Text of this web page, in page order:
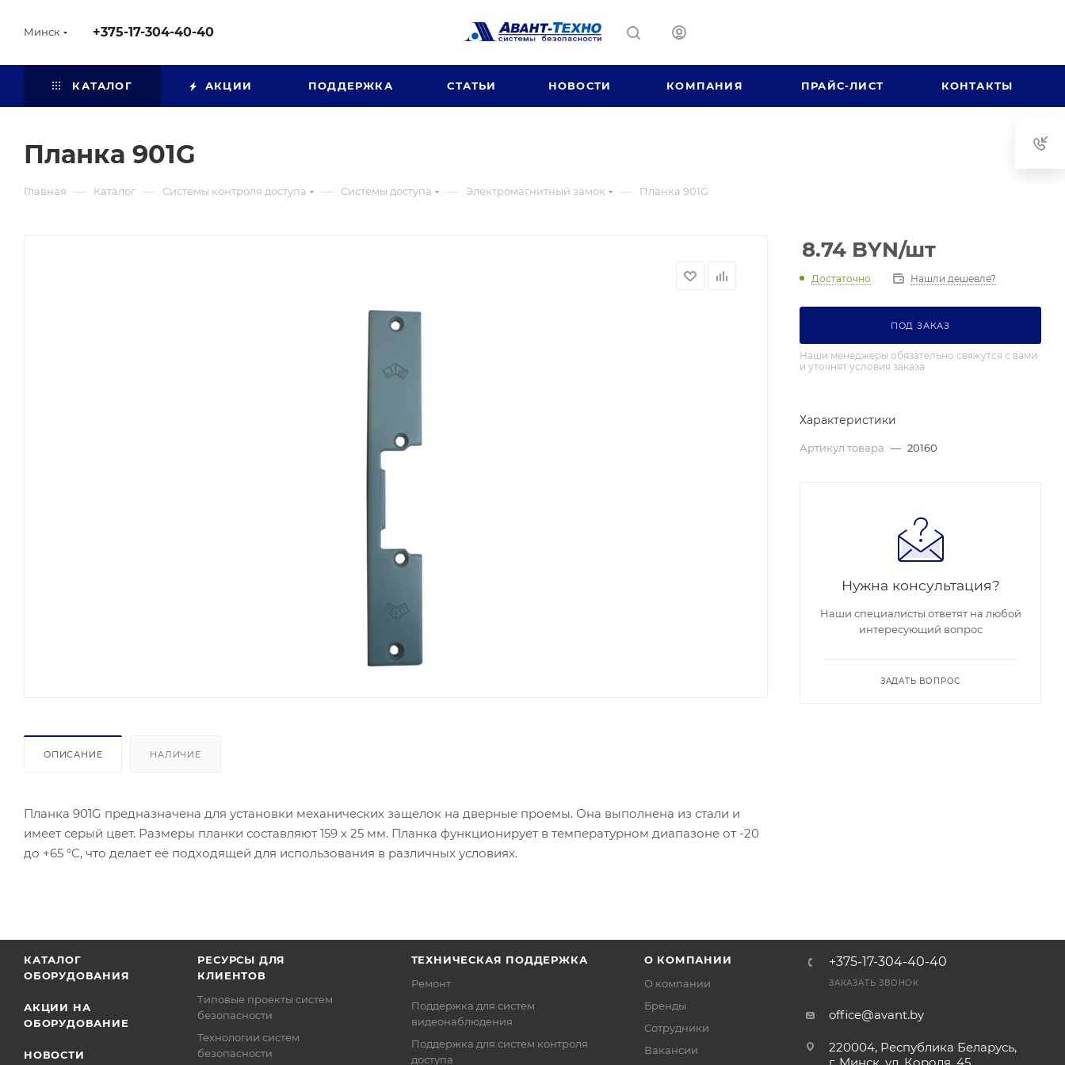
Минск +375-17-304-40-40
КАТАЛОГ АКЦИИ ПОДДЕРЖКА СТАТЬИ НОВОСТИ КОМПАНИЯ ПРАЙС-ЛИСТ КОНТАКТЫ
Планка 901G
Главная — Каталог — Системы контроля доступа — Системы доступа — Электромагнитный замок — Планка 901G
ОПИСАНИЕ НАЛИЧИЕ
Планка 901G предназначена для установки механических защелок на дверные проемы. Она выполнена из стали и
имеет серый цвет. Размеры планки составляют 159 x 25 мм. Планка функционирует в температурном диапазоне от -20
до +65 °C, что делает её подходящей для использования в различных условиях.
8.74 BYN/шт
Достаточно Нашли дешевле?
ПОД ЗАКАЗ
Наши менеджеры обязательно свяжутся с вами
и уточнят условия заказа
Характеристики
Артикул товара — 20160
Нужна консультация?
Наши специалисты ответят на любой
интересующий вопрос
ЗАДАТЬ ВОПРОС
КАТАЛОГ
ОБОРУДОВАНИЯ
АКЦИИ НА
ОБОРУДОВАНИЕ
НОВОСТИ
РЕСУРСЫ ДЛЯ
КЛИЕНТОВ
Типовые проекты систем
безопасности
Технологии систем
безопасности
ТЕХНИЧЕСКАЯ ПОДДЕРЖКА
Ремонт
Поддержка для систем
видеонаблюдения
Поддержка для систем контроля
доступа
О КОМПАНИИ
О компании
Бренды
Сотрудники
Вакансии
+375-17-304-40-40
ЗАКАЗАТЬ ЗВОНОК
office@avant.by
220004, Республика Беларусь,